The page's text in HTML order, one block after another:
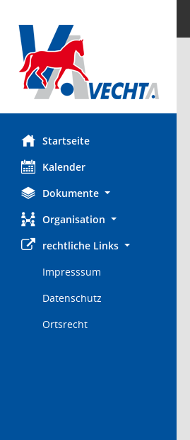
Startseite
Kalender
Dokumente
Organisation
rechtliche Links
Impresssum
Datenschutz
Ortsrecht